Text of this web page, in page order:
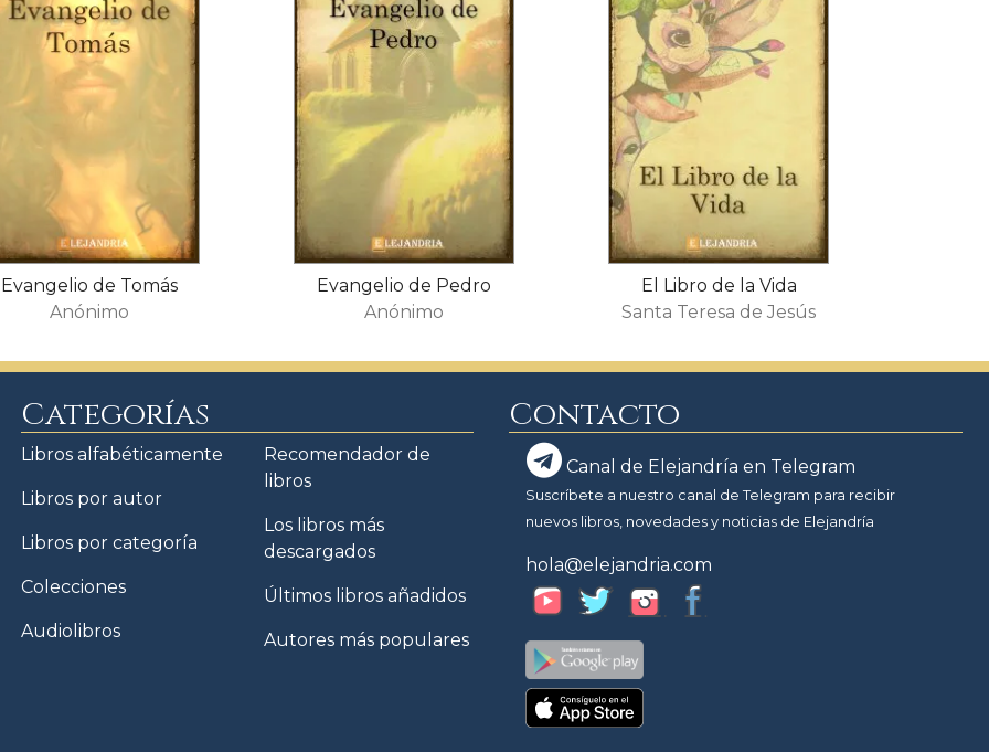
Evangelio de Tomás
Anónimo
Evangelio de Pedro
Anónimo
El Libro de la Vida
Santa Teresa de Jesús
Categorías
Libros alfabéticamente
Libros por autor
Libros por categoría
Colecciones
Audiolibros
Recomendador de
libros
Los libros más
descargados
Últimos libros añadidos
Autores más populares
Contacto
Canal de Elejandría en Telegram
Suscríbete a nuestro canal de Telegram para recibir
nuevos libros, novedades y noticias de Elejandría
hola@elejandria.com